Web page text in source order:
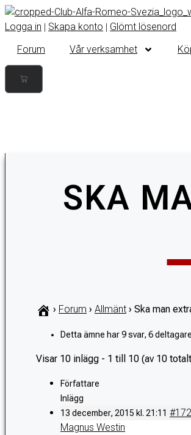
Logga in | Skapa konto | Glömt lösenord
Forum
Vår verksamhet
SKA
› Forum › Allmänt › Ska man
Detta ämne har 9 svar, 6
Visar 10 inlägg - 1 till 10 (av 10
Författare
Inlägg
13 december, 2015 kl. 21:11
Magnus Westin